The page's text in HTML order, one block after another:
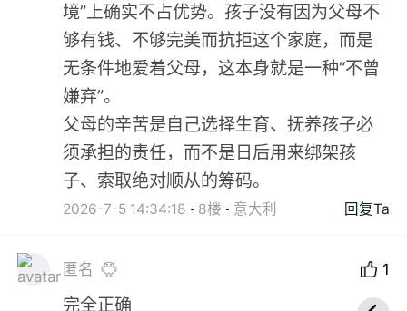
境”上确实不占优势。孩子没有因为父母不
够有钱、不够完美而抗拒这个家庭，而是
无条件地爱着父母，这本身就是一种“不曾
嫌弃”。
父母的辛苦是自己选择生育、抚养孩子必
须承担的责任，而不是日后用来绑架孩
子、索取绝对顺从的筹码。
2026-7-5 14:34:18 8楼 意大利 回复Ta
匿名 1
完全正确